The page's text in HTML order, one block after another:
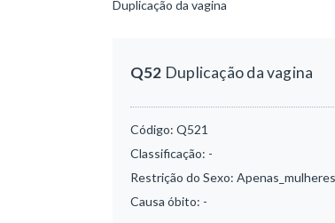
Duplicação da vagina
Q52 Duplicação da vagina
Código: Q521
Classificação: -
Restrição do Sexo: Apenas_mulheres
Causa óbito: -